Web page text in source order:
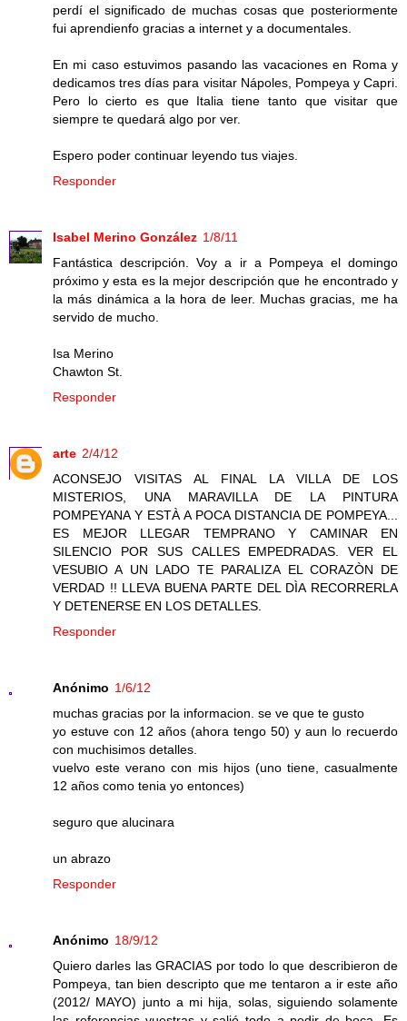
perdí el significado de muchas cosas que posteriormente
fui aprendienfo gracias a internet y a documentales.
En mi caso estuvimos pasando las vacaciones en Roma y
dedicamos tres días para visitar Nápoles, Pompeya y Capri.
Pero lo cierto es que Italia tiene tanto que visitar que
siempre te quedará algo por ver.
Espero poder continuar leyendo tus viajes.
Responder
Isabel Merino González 1/8/11
Fantástica descripción. Voy a ir a Pompeya el domingo
próximo y esta es la mejor descripción que he encontrado y
la más dinámica a la hora de leer. Muchas gracias, me ha
servido de mucho.
Isa Merino
Chawton St.
Responder
arte 2/4/12
ACONSEJO VISITAS AL FINAL LA VILLA DE LOS
MISTERIOS, UNA MARAVILLA DE LA PINTURA
POMPEYANA Y ESTÀ A POCA DISTANCIA DE POMPEYA...
ES MEJOR LLEGAR TEMPRANO Y CAMINAR EN
SILENCIO POR SUS CALLES EMPEDRADAS. VER EL
VESUBIO A UN LADO TE PARALIZA EL CORAZÒN DE
VERDAD !! LLEVA BUENA PARTE DEL DÌA RECORRERLA
Y DETENERSE EN LOS DETALLES.
Responder
Anónimo 1/6/12
muchas gracias por la informacion. se ve que te gusto
yo estuve con 12 años (ahora tengo 50) y aun lo recuerdo
con muchisimos detalles.
vuelvo este verano con mis hijos (uno tiene, casualmente
12 años como tenia yo entonces)
seguro que alucinara
un abrazo
Responder
Anónimo 18/9/12
Quiero darles las GRACIAS por todo lo que describieron de
Pompeya, tan bien descripto que me tentaron a ir este año
(2012/ MAYO) junto a mi hija, solas, siguiendo solamente